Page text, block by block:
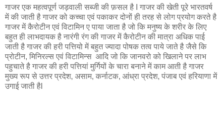
गाजर एक महत्वपूर्ण जड़वाली सब्जी की फ़सल है I गाजर की खेती पूरे भारतवर्ष
में की जाती है गाजर को कच्चा एवं पकाकर दोनों ही तरह से लोग प्रयोग करते है
गाजर में कैरोटीन एवं विटामिन ए पाया जाता है जो कि मनुष्य के शरीर के लिए
बहुत ही लाभदायक है नारंगी रंग की गाजर में कैरोटीन की मात्रा अधिक पाई
जाती है गाजर की हरी पत्तियो में बहुत ज्यादा पोषक तत्व पाये जाते है जैसे कि
प्रोटीन, मिनिरल्स एवं विटामिन्स आदि जो कि जानवरो को खिलाने पर लाभ
पहुचाते है गाजर की हरी पत्तियां मुर्गियों के चारा बनाने में काम आती है गाजर
मुख्य रूप से उत्तर प्रदेश, असाम, कर्नाटक, आंध्रा प्रदेश, पंजाब एवं हरियाणा में
उगाई जाती हैI